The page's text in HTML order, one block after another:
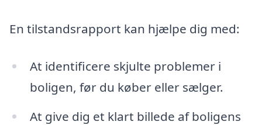
En tilstandsrapport kan hjælpe dig med:
At identificere skjulte problemer i
boligen, før du køber eller sælger.
At give dig et klart billede af boligens